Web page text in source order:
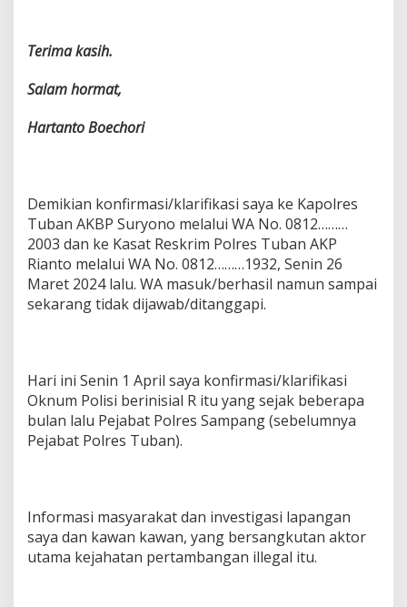
Terima kasih.
Salam hormat,
Hartanto Boechori
Demikian konfirmasi/klarifikasi saya ke Kapolres
Tuban AKBP Suryono melalui WA No. 0812………
2003 dan ke Kasat Reskrim Polres Tuban AKP
Rianto melalui WA No. 0812………1932, Senin 26
Maret 2024 lalu. WA masuk/berhasil namun sampai
sekarang tidak dijawab/ditanggapi.
Hari ini Senin 1 April saya konfirmasi/klarifikasi
Oknum Polisi berinisial R itu yang sejak beberapa
bulan lalu Pejabat Polres Sampang (sebelumnya
Pejabat Polres Tuban).
Informasi masyarakat dan investigasi lapangan
saya dan kawan kawan, yang bersangkutan aktor
utama kejahatan pertambangan illegal itu.